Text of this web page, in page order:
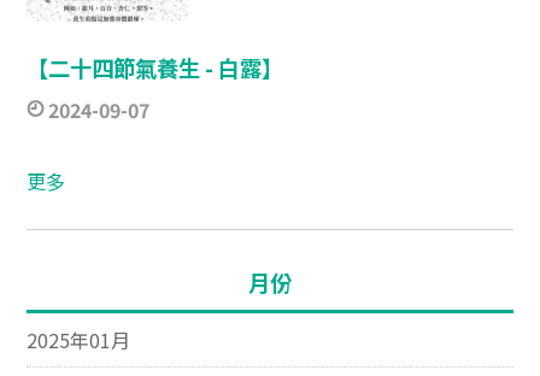
【二十四節氣養生 - 白露】​
2024-09-07
更多
月份
2025年01月